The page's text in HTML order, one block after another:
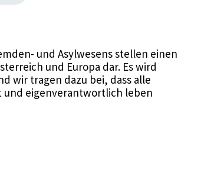
und Asylwesens stellen einen
und Europa dar. Es wird
wir tragen dazu bei, dass alle
eigenverantwortlich leben